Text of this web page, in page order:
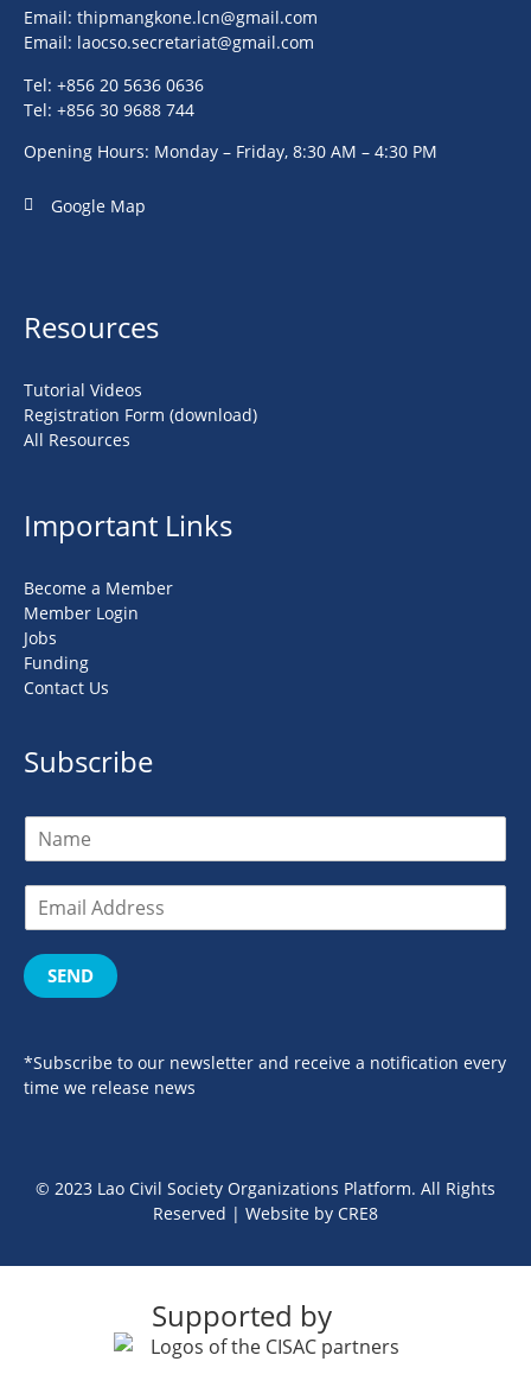
Email: thipmangkone.lcn@gmail.com
Email: laocso.secretariat@gmail.com
Tel: +856 20 5636 0636
Tel: +856 30 9688 744
Opening Hours: Monday – Friday, 8:30 AM – 4:30 PM
Google Map
Resources
Tutorial Videos
Registration Form (download)
All Resources
Important Links
Become a Member
Member Login
Jobs
Funding
Contact Us
Subscribe
SEND
*Subscribe to our newsletter and receive a notification every
time we release news
© 2023 Lao Civil Society Organizations Platform. All Rights
Reserved | Website by CRE8
Supported by